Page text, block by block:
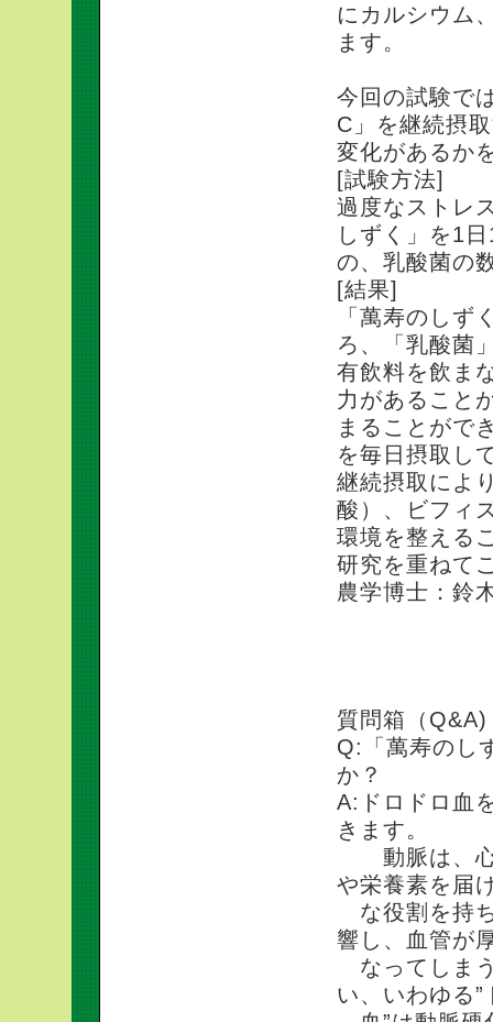
にカルシウム
ます。
今回の試験で
C」を継続摂
変化があるか
[試験方法]
過度なストレ
しずく」を1
の、乳酸菌の
[結果]
「萬寿のしず
ろ、「乳酸菌
有飲料を飲ま
力があること
まることがで
を毎日摂取し
継続摂取によ
酸）、ビフィ
環境を整える
研究を重ねて
農学博士：鈴
質問箱（Q&A)
Q:「萬寿のし
か？
A:ドロドロ血
きます。
動脈は、心
や栄養素を届
な役割を持
響し、血管が
なってしま
い、いわゆる”